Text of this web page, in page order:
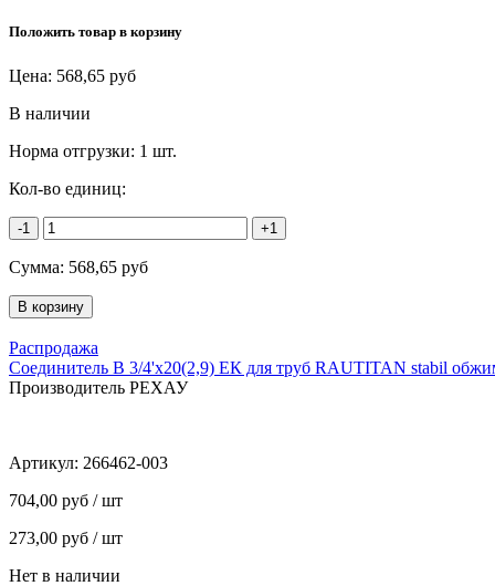
Положить товар в корзину
Цена: 568,65 руб
В наличии
Норма отгрузки: 1 шт.
Кол-во единиц:
-1 +1
Сумма: 568,65 руб
Распродажа
Соединитель В 3/4'х20(2,9) ЕК для труб RAUTITAN stabil
Производитель РЕХАУ
Артикул: 266462-003
704,00 руб / шт
273,00 руб / шт
Нет в наличии